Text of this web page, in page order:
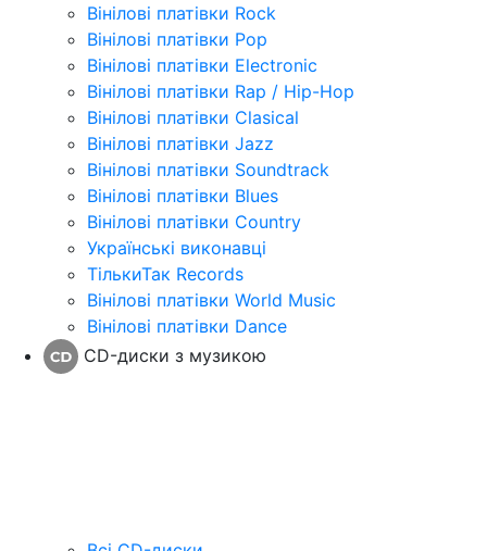
Вінілові платівки Rock
Вінілові платівки Pop
Вінілові платівки Electronic
Вінілові платівки Rap / Hip-Hop
Вінілові платівки Clasical
Вінілові платівки Jazz
Вінілові платівки Soundtrack
Вінілові платівки Blues
Вінілові платівки Country
Українські виконавці
ТількиТак Records
Вінілові платівки World Music
Вінілові платівки Dance
CD-диски з музикою